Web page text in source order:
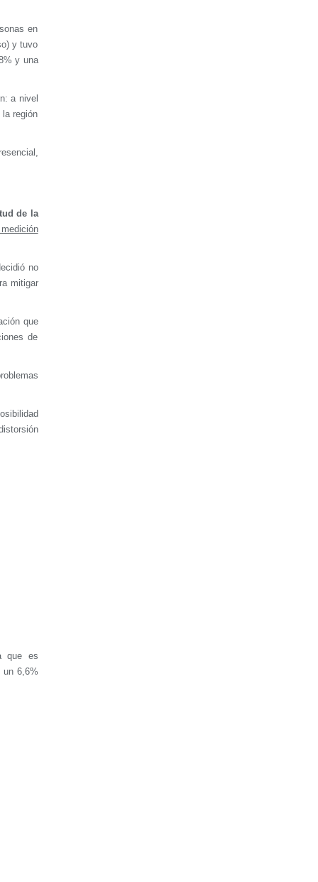
en
y tuvo
y una
a nivel
región
de la
no
mitigar
que
de
que es
un 6,6%